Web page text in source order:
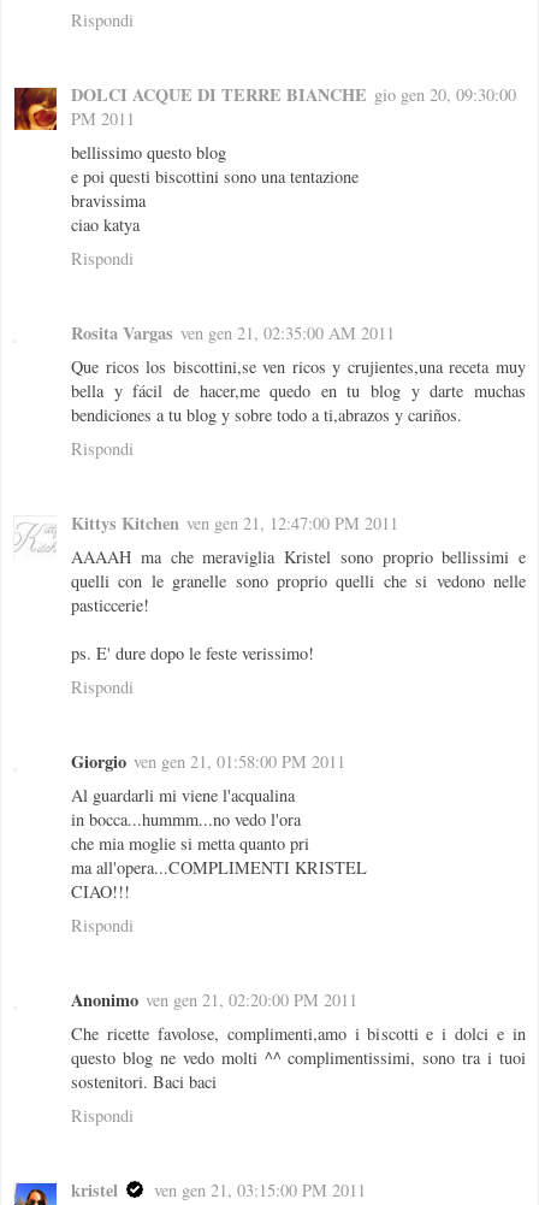
Rispondi
DOLCI ACQUE DI TERRE BIANCHE gio gen 20, 09:30:00
PM 2011
bellissimo questo blog
e poi questi biscottini sono una tentazione
bravissima
ciao katya
Rispondi
Rosita Vargas ven gen 21, 02:35:00 AM 2011
Que ricos los biscottini,se ven ricos y crujientes,una receta muy
bella y fácil de hacer,me quedo en tu blog y darte muchas
bendiciones a tu blog y sobre todo a ti,abrazos y cariños.
Rispondi
Kittys Kitchen ven gen 21, 12:47:00 PM 2011
AAAAH ma che meraviglia Kristel sono proprio bellissimi e
quelli con le granelle sono proprio quelli che si vedono nelle
pasticcerie!
ps. E' dure dopo le feste verissimo!
Rispondi
Giorgio ven gen 21, 01:58:00 PM 2011
Al guardarli mi viene l'acqualina
in bocca...hummm...no vedo l'ora
che mia moglie si metta quanto pri
ma all'opera...COMPLIMENTI KRISTEL
CIAO!!!
Rispondi
Anonimo ven gen 21, 02:20:00 PM 2011
Che ricette favolose, complimenti,amo i biscotti e i dolci e in
questo blog ne vedo molti ^^ complimentissimi, sono tra i tuoi
sostenitori. Baci baci
Rispondi
kristel
ven gen 21, 03:15:00 PM 2011